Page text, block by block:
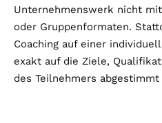
Unternehmenswerk nicht
oder Gruppenformaten.
Coaching auf einer
exakt auf die Ziele,
des Teilnehmers abgestimmt